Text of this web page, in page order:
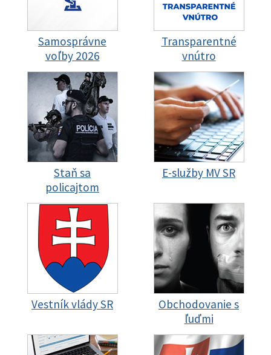
Samosprávne
voľby 2026
Transparentné
vnútro
Staň sa
policajtom
E-služby MV SR
Vestník vlády SR
Obchodovanie s
ľuďmi